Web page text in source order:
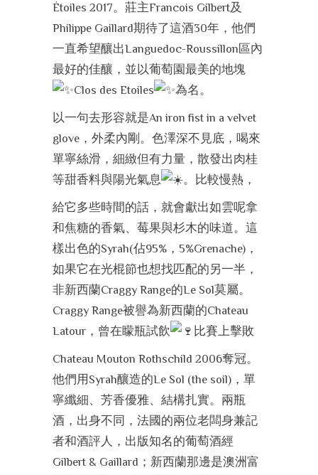
Étoiles 2017。莊主Francois Gilbert及
Philippe Gaillard期待了這酒30年，他們
一直希望釀出Languedoc-Roussillon區內
最好的佳釀，並以葡萄園最美的地塊
Clos des Etoiles
為名。
以一句去形容就是An iron fist in a velvet
glove，外柔內剛。色澤深不見底，喝來
單寧絲滑，細緻但有力量，散發出肉桂
等甜香料與陽光氣息
。比較慢熱，
給它多些時間的話，就會獻出如雲呢拿
和焦糖的香氣、莓果與杉木的味道。這
樣出色的Syrah(佔95%，5%Grenache)，
如果它在光棍節也想找匹配的另一半，
非新西蘭Craggy Range的Le Sol莫屬。
Craggy Range被譽為新西蘭的Chateau
Latour，曾在矇瓶試飲
比賽上擊敗
Chateau Mouton Rothschild 2006奪冠。
他們用Syrah釀造的Le Sol (the soil)，單
寧纖細、芳香優雅、結構扎實。兩瓶
酒，出身不同，法國的兩位老闆身兼記
者和酒評人，出版知名的葡萄酒經
Gilbert & Gaillard；新西蘭那邊是澳洲富